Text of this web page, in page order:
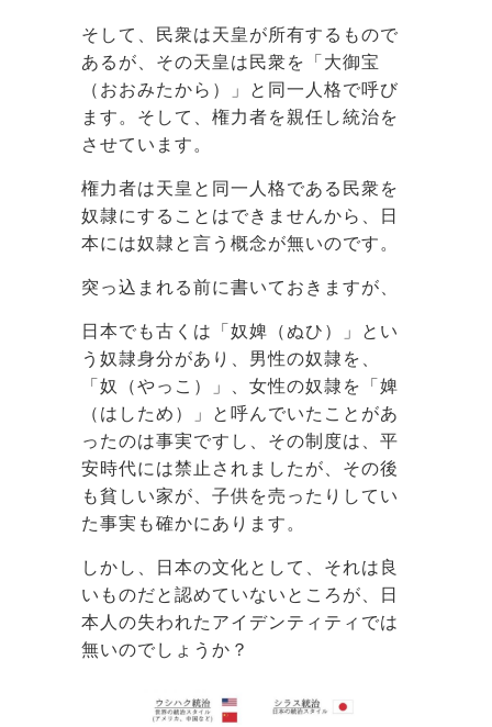
そして、民衆は天皇が所有するもので
あるが、その天皇は民衆を「大御宝
（おおみたから）」と同一人格で呼び
ます。そして、権力者を親任し統治を
させています。
権力者は天皇と同一人格である民衆を
奴隷にすることはできませんから、日
本には奴隷と言う概念が無いのです。
突っ込まれる前に書いておきますが、
日本でも古くは「奴婢（ぬひ）」とい
う奴隷身分があり、男性の奴隷を、
「奴（やっこ）」、女性の奴隷を「婢
（はしため）」と呼んでいたことがあ
ったのは事実ですし、その制度は、平
安時代には禁止されましたが、その後
も貧しい家が、子供を売ったりしてい
た事実も確かにあります。
しかし、日本の文化として、それは良
いものだと認めていないところが、日
本人の失われたアイデンティティでは
無いのでしょうか？